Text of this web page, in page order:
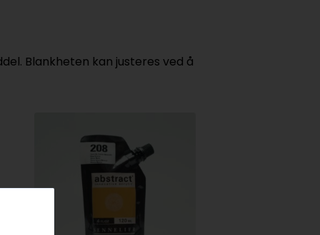
Blankheten kan justeres ved å